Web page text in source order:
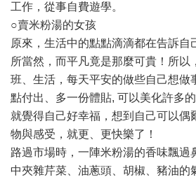
工作，從事自費遊學。
○賣米粉湯的女孩
原來，生活中的點點滴滴都在告訴自
所當然，而平凡竟是那麼可貴！所以
班、生活，每天平安的做些自己想做
點付出、多一份體貼, 可以美化許多
就覺得自己好幸福，想到自己可以偶
物與感受，就更、更快樂了！
路過市場時，一陣米粉湯的香味飄過
中夾雜芹菜、油蔥頭、胡椒、豬油的